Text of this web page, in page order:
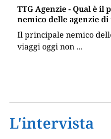
TTG Agenzie - Qual è il
nemico delle agenzie di
Il principale nemico
viaggi oggi non ...
L'intervista